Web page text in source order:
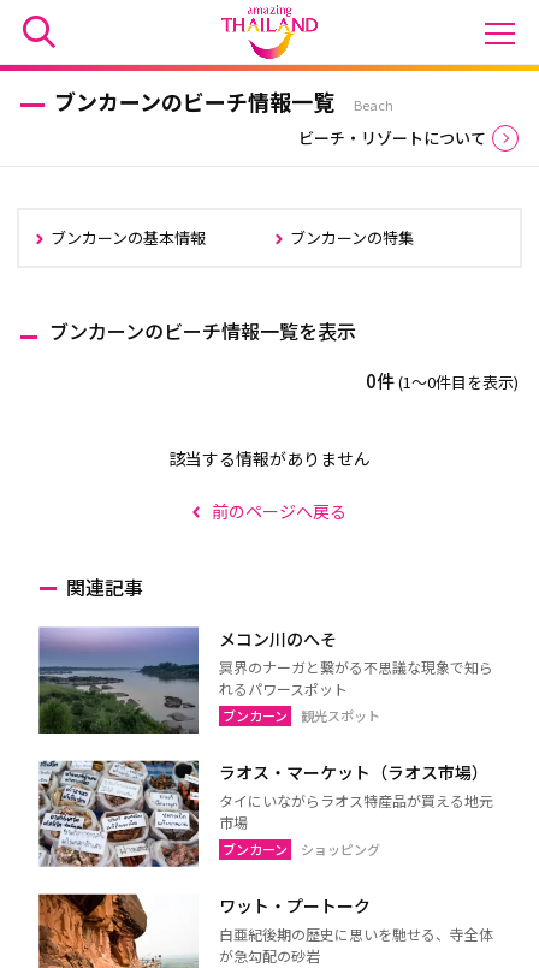
ブンカーンのビーチ情報一覧 Beach
ビーチ・リゾートについて
ブンカーンの基本情報 ブンカーンの特集
ブンカーンのビーチ情報一覧を表示
0件(1〜0件目を表示)
該当する情報がありません
前のページへ戻る
関連記事
メコン川のへそ
冥界のナーガと繋がる不思議な現象で知ら
れるパワースポット
ブンカーン 観光スポット
ラオス・マーケット（ラオス市場）
タイにいながらラオス特産品が買える地元
市場
ブンカーン ショッピング
ワット・プートーク
白亜紀後期の歴史に思いを馳せる、寺全体
が急勾配の砂岩